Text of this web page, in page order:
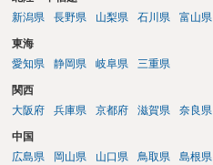
新潟県
長野県 山梨県 石川県 富山県
東海
愛知県
静岡県 岐阜県 三重県
関西
大阪府
兵庫県 京都府 滋賀県 奈良県
中国
広島県
岡山県 山口県 鳥取県 島根県